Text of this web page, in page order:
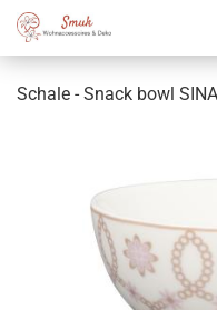
Schale - Snack bowl